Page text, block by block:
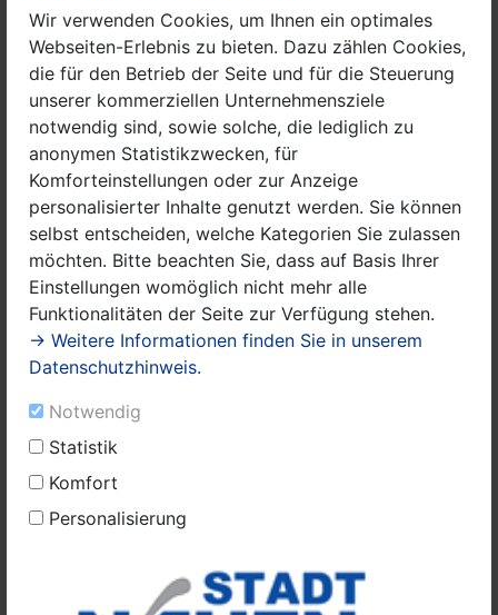
Wir verwenden Cookies, um Ihnen ein optimales
Webseiten-Erlebnis zu bieten. Dazu zählen Cookies,
die für den Betrieb der Seite und für die Steuerung
unserer kommerziellen Unternehmensziele
notwendig sind, sowie solche, die lediglich zu
anonymen Statistikzwecken, für
Komforteinstellungen oder zur Anzeige
personalisierter Inhalte genutzt werden. Sie können
selbst entscheiden, welche Kategorien Sie zulassen
möchten. Bitte beachten Sie, dass auf Basis Ihrer
Einstellungen womöglich nicht mehr alle
Funktionalitäten der Seite zur Verfügung stehen.
→ Weitere Informationen finden Sie in unserem
Datenschutzhinweis.
Notwendig
Statistik
Komfort
Personalisierung
Das Rathaus von Nauen.JPG (1)
Das Briefwahllokal ist ab dem 18. 9. 2025, im
Rathaussitzungssaal, Rathausplatz 1,
geöffnet.
Dienstag:
9.00 bis 12.00 Uhr und 13.00 bis
9.00 bis 12.00 Uhr